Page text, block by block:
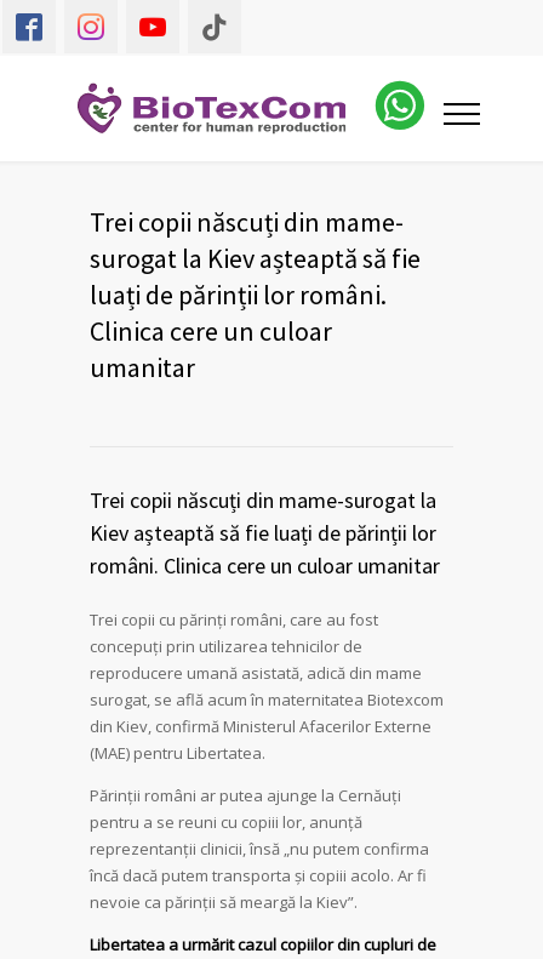
Trei copii născuți din mame-
surogat la Kiev așteaptă să fie
luați de părinții lor români.
Clinica cere un culoar
umanitar
Trei copii născuți din mame-surogat la
Kiev așteaptă să fie luați de părinții lor
români. Clinica cere un culoar umanitar
Trei copii cu părinți români, care au fost
concepuți prin utilizarea tehnicilor de
reproducere umană asistată, adică din mame
surogat, se află acum în maternitatea Biotexcom
din Kiev, confirmă Ministerul Afacerilor Externe
(MAE) pentru Libertatea.
Părinții români ar putea ajunge la Cernăuți
pentru a se reuni cu copiii lor, anunță
reprezentanții clinicii, însă „nu putem confirma
încă dacă putem transporta și copiii acolo. Ar fi
nevoie ca părinții să meargă la Kiev”.
Libertatea a urmărit cazul copiilor din cupluri de